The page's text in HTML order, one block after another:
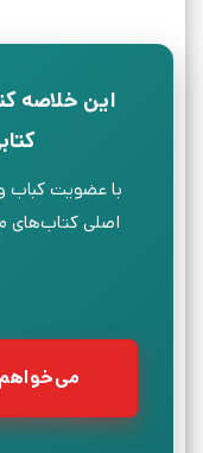
این خلاصه
با عضویت کباب